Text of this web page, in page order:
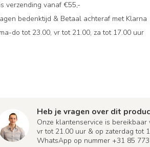
verzending vanaf €55,-
bedenktijd & Betaal achteraf met Klarna
do tot 23.00, vr tot 21.00, za tot 17.00 uur
Heb je vragen over dit
Onze klantenservice is
vr tot 21.00 uur & op zaterdag tot
WhatsApp op nummer +31 85